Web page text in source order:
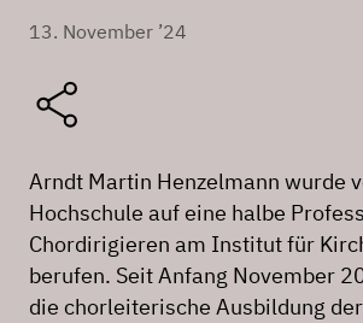
13. November ’24
Arndt Martin Henzelmann wurde
Hochschule auf eine halbe
Chordirigieren am Institut für
berufen. Seit Anfang November
die chorleiterische Ausbildung